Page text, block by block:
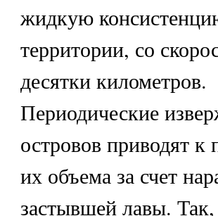
жидкую
территории, со
десятки километров.
Периодические
островов приводят
их объема за счет
застывшей лавы.